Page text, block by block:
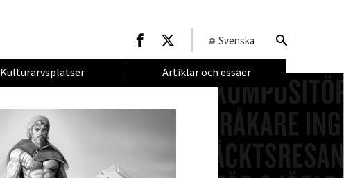
Svenska
Kulturarvsplatser Artiklar och essäer